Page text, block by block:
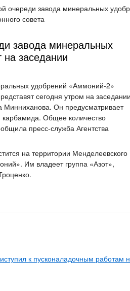
очереди завода минеральных
совета
завода минеральных
заседании
удобрений «Аммоний-2»
сегодня утром на заседании
Минниханова. Он предусматривает
Общее количество
пресс-служба Агентства
на территории Менделеевского
Им владеет группа «Азот»,
к пусконаладочным работам